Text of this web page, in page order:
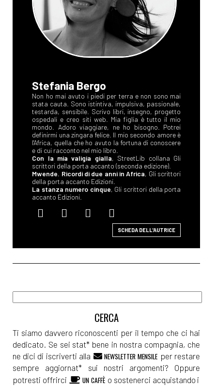
Stefania Bergo
Non ho mai avuto i piedi per terra e non sono mai
stata cauta. Sono istintiva, impulsiva, passionale,
testarda, sensibile. Scrivo libri, insegno, progetto
ospedali e creo siti web. Mia figlia è tutto il mio
mondo. Adoro viaggiare, ne ho bisogno. Potrei
definirmi una zingara felice. Il mio secondo amore è
l'Africa, quella che ho avuto la fortuna di conoscere
e di cui racconto nel mio libro.
Con la mia valigia gialla, StreetLib collana Gli
scrittori della porta accanto (seconda edizione).
Mwende. Ricordi di due anni in Africa, Gli scrittori
della porta accanto Edizioni.
La stanza numero cinque, Gli scrittori della porta
accanto Edizioni.
SCHEDA DELL'AUTRICE
Ti siamo davvero riconoscenti per il tempo che ci hai
dedicato. Se sei stat* bene in nostra compagnia, che
ne dici di iscriverti alla
NEWSLETTER MENSILE per restare
sempre aggiornat* sui nostri argomenti? Oppure
potresti offrirci
UN CAFFÈ o sostenerci acquistando i